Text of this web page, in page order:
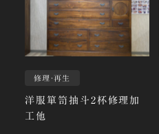
修理・再生
洋服箪笥抽斗2杯修理加
工他